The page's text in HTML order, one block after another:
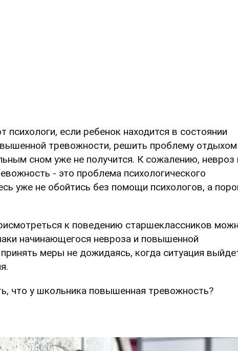
психологи, если ребенок находится в состоянии
тревожности, решить проблему отдыхом
сном уже не получится. К сожалению, невроз
- это проблема психологического
уже не обойтись без помощи психологов, а
к поведению старшеклассников
начинающегося невроза и повышенной
меры не дожидаясь, когда ситуация
что у школьника повышенная тревожность?